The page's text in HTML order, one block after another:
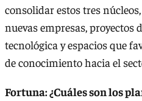
consolidar estos tres
nuevas empresas, proyectos
tecnológica y espacios que
de conocimiento hacia el
Fortuna: ¿Cuáles son los